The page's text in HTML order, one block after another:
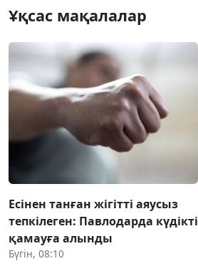
Ұқсас мақалалар
Есінен танған жігітті аяусыз
тепкілеген: Павлодарда күдікті
қамауға алынды
Бүгін, 08:10